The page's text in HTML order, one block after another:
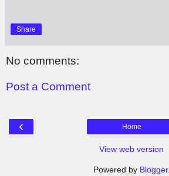
Share
No comments:
Post a Comment
‹ Home
View web version
Powered by Blogger.